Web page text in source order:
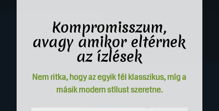
Kompromisszum,
avagy amikor eltérnek
az ízlések
Nem ritka, hogy az egyik fél klasszikus, míg a
másik modern stílust szeretne.